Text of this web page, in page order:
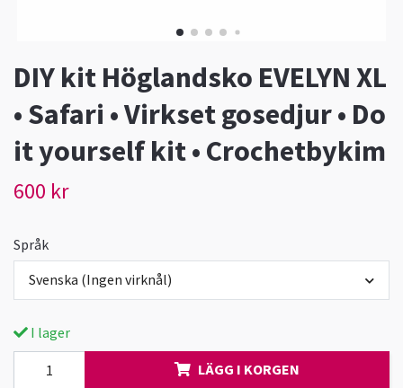
DIY kit Höglandsko EVELYN XL
• Safari • Virkset gosedjur • Do
it yourself kit • Crochetbykim
600 kr
Språk
Svenska (Ingen virknål)
I lager
LÄGG I KORGEN